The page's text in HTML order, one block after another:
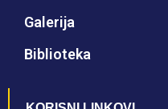
Galerija
Biblioteka